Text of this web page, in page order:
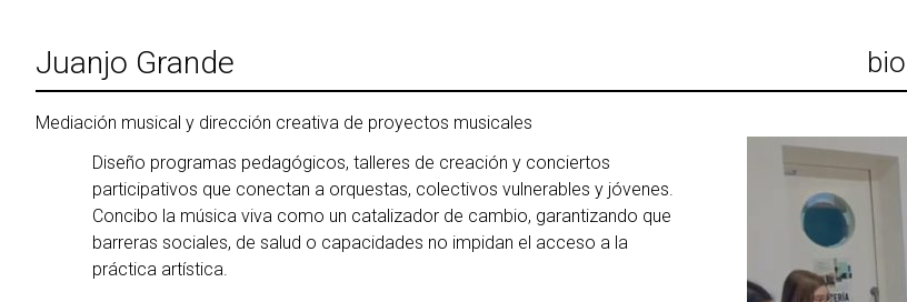
contenidoJuanjo Grande bio
Mediación musical y dirección creativa de proyectos musicales
Diseño programas pedagógicos, talleres de creación y conciertos
participativos que conectan a orquestas, colectivos vulnerables y jóvenes.
Concibo la música viva como un catalizador de cambio, garantizando que
barreras sociales, de salud o capacidades no impidan el acceso a la
práctica artística.